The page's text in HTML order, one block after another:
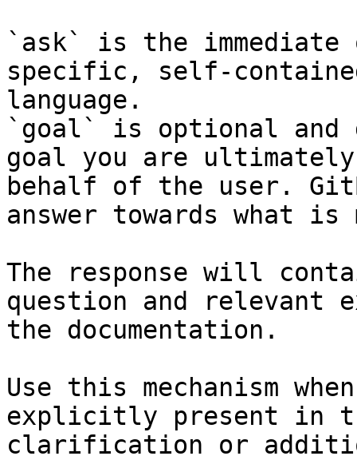
`ask` is the
specific, self-
language.
`goal` is optional and
goal you are
behalf of the user.
answer towards what
The response will
question and relevant
the documentation.
Use this mechanism
explicitly present in
clarification or